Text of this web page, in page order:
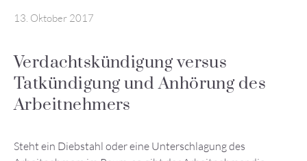
13. Oktober 2017
Verdachtskündigung versus
Tatkündigung und Anhörung des
Arbeitnehmers
Steht ein Diebstahl oder eine Unterschlagung des